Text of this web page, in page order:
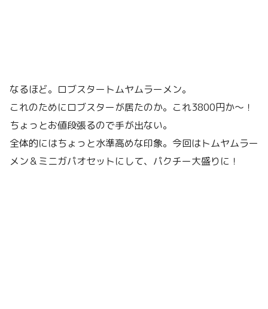
なるほど。ロブスタートムヤムラーメン。
これのためにロブスターが居たのか。これ3800円か〜！
ちょっとお値段張るので手が出ない。
全体的にはちょっと水準高めな印象。今回はトムヤムラー
メン＆ミニガパオセットにして、パクチー大盛りに！